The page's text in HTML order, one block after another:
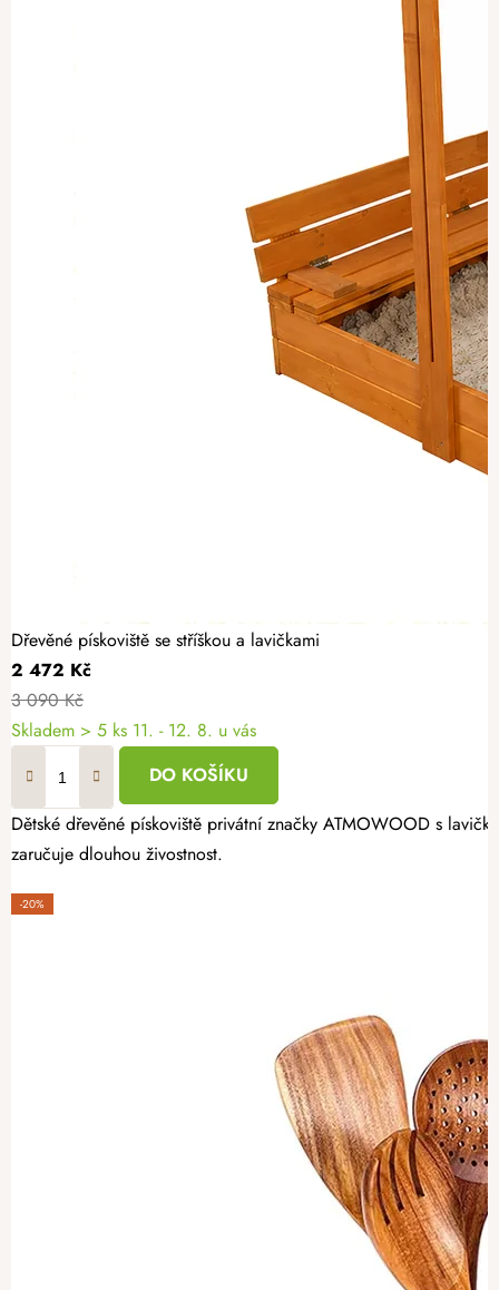
Dřevěné pískoviště se stříškou a lavičkami
2 472 Kč
3 090 Kč
Skladem > 5 ks 11. - 12. 8. u vás
DO KOŠÍKU
Dětské dřevěné pískoviště privátní značky ATMOWOOD s
zaručuje dlouhou živostnost.
-20%